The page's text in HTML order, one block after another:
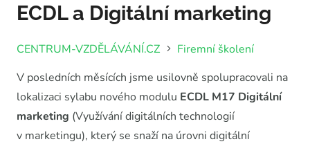
ECDL a Digitální marketing
CENTRUM-VZDĚLÁVÁNÍ.CZ
Firemní školení
V posledních měsících jsme usilovně spolupracovali na
lokalizaci sylabu nového modulu ECDL M17 Digitální
marketing (Využívání digitálních technologií
v marketingu), který se snaží na úrovni digitální